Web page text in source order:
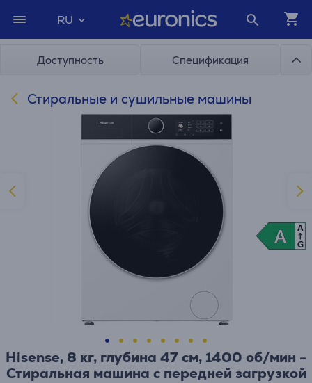
RU
Доступность Спецификация
Стиральные и сушильные машины
Hisense, 8 кг, глубина 47 см, 1400 об/мин -
Стиральная машина с передней загрузкой
A
A
A
G